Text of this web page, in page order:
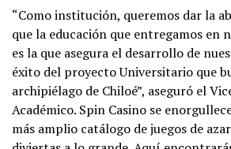
“Como institución, queremos dar la
que la educación que entregamos
es la que asegura el desarrollo de
éxito del proyecto Universitario que
archipiélago de Chiloé”, aseguró el
Académico. Spin Casino se
más amplio catálogo de juegos de